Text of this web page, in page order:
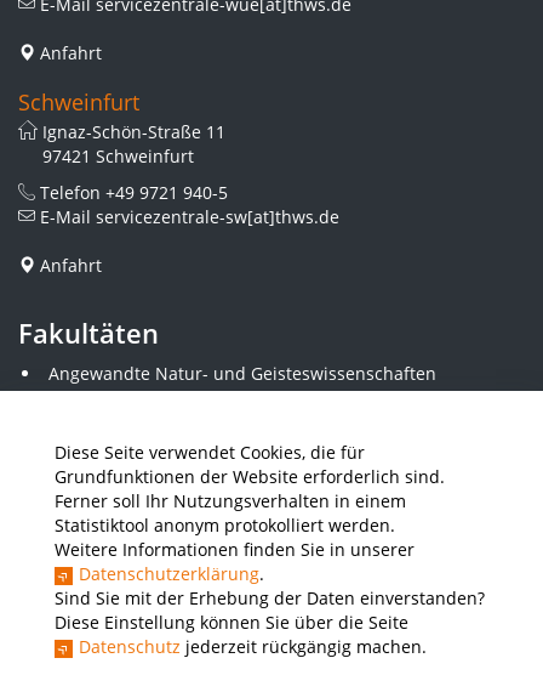
Diese Seite verwendet Cookies, die für
Grundfunktionen der Website erforderlich sind.
Ferner soll Ihr Nutzungsverhalten in einem
Statistiktool anonym protokolliert werden.
Weitere Informationen finden Sie in unserer
Datenschutzerklärung.
Sind Sie mit der Erhebung der Daten einverstanden?
Diese Einstellung können Sie über die Seite
Datenschutz jederzeit rückgängig machen.
Anfahrt
Schweinfurt
Ignaz-Schön-Straße 11
97421 Schweinfurt
Telefon +49 9721 940-5
E-Mail servicezentrale-sw[at]thws.de
Anfahrt
Fakultäten
Angewandte Natur- und Geisteswissenschaften
Angewandte Sozialwissenschaften
Elektrotechnik
Gestaltung
Informatik und Wirtschaftsinformatik
Kunststofftechnik und Vermessung
Maschinenbau
THWS Business School
Wirtschaftsingenieurwesen
Presse